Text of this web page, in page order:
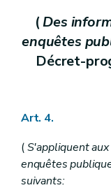
Titre V
Des
Chapitre
Section
Art. 84
Art. 85
Art. 88
Chapitre II
Section
(Des
enquêtes
Décret-
Art. 4.
(S'appliquent
enquêtes
suivants: